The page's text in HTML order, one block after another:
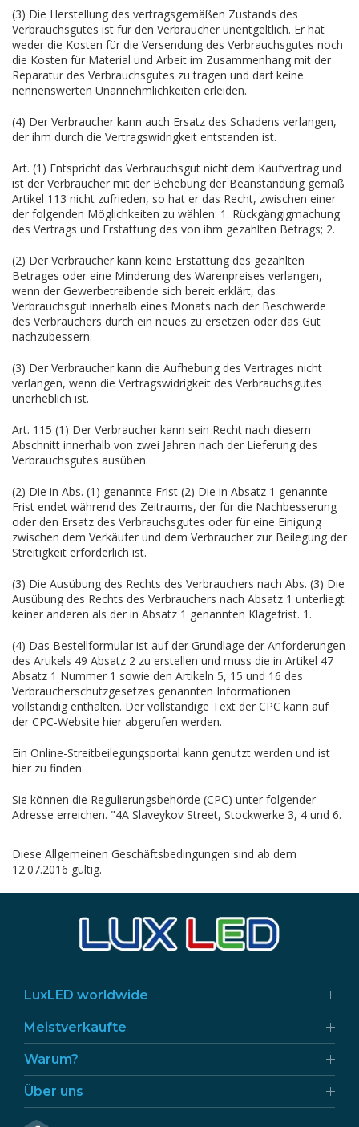
(3) Die Herstellung des vertragsgemäßen Zustands des
Verbrauchsgutes ist für den Verbraucher unentgeltlich. Er hat
weder die Kosten für die Versendung des Verbrauchsgutes noch
die Kosten für Material und Arbeit im Zusammenhang mit der
Reparatur des Verbrauchsgutes zu tragen und darf keine
nennenswerten Unannehmlichkeiten erleiden.
(4) Der Verbraucher kann auch Ersatz des Schadens verlangen,
der ihm durch die Vertragswidrigkeit entstanden ist.
Art. (1) Entspricht das Verbrauchsgut nicht dem Kaufvertrag und
ist der Verbraucher mit der Behebung der Beanstandung gemäß
Artikel 113 nicht zufrieden, so hat er das Recht, zwischen einer
der folgenden Möglichkeiten zu wählen: 1. Rückgängigmachung
des Vertrags und Erstattung des von ihm gezahlten Betrags; 2.
(2) Der Verbraucher kann keine Erstattung des gezahlten
Betrages oder eine Minderung des Warenpreises verlangen,
wenn der Gewerbetreibende sich bereit erklärt, das
Verbrauchsgut innerhalb eines Monats nach der Beschwerde
des Verbrauchers durch ein neues zu ersetzen oder das Gut
nachzubessern.
(3) Der Verbraucher kann die Aufhebung des Vertrages nicht
verlangen, wenn die Vertragswidrigkeit des Verbrauchsgutes
unerheblich ist.
Art. 115 (1) Der Verbraucher kann sein Recht nach diesem
Abschnitt innerhalb von zwei Jahren nach der Lieferung des
Verbrauchsgutes ausüben.
(2) Die in Abs. (1) genannte Frist (2) Die in Absatz 1 genannte
Frist endet während des Zeitraums, der für die Nachbesserung
oder den Ersatz des Verbrauchsgutes oder für eine Einigung
zwischen dem Verkäufer und dem Verbraucher zur Beilegung der
Streitigkeit erforderlich ist.
(3) Die Ausübung des Rechts des Verbrauchers nach Abs. (3) Die
Ausübung des Rechts des Verbrauchers nach Absatz 1 unterliegt
keiner anderen als der in Absatz 1 genannten Klagefrist. 1.
(4) Das Bestellformular ist auf der Grundlage der Anforderungen
des Artikels 49 Absatz 2 zu erstellen und muss die in Artikel 47
Absatz 1 Nummer 1 sowie den Artikeln 5, 15 und 16 des
Verbraucherschutzgesetzes genannten Informationen
vollständig enthalten. Der vollständige Text der CPC kann auf
der CPC-Website hier abgerufen werden.
Ein Online-Streitbeilegungsportal kann genutzt werden und ist
hier zu finden.
Sie können die Regulierungsbehörde (CPC) unter folgender
Adresse erreichen. "4A Slaveykov Street, Stockwerke 3, 4 und 6.
Diese Allgemeinen Geschäftsbedingungen sind ab dem
12.07.2016 gültig.
LuxLED worldwide
Meistverkaufte
Warum?
Über uns